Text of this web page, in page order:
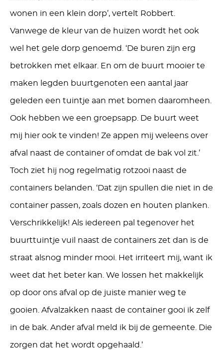
wonen in een klein dorp’, vertelt Robbert.
Vanwege de kleur van de huizen wordt het ook
wel het gele dorp genoemd. ‘De buren zijn erg
betrokken met elkaar. En om de buurt mooier te
maken legden buurtgenoten een aantal jaar
geleden een tuintje aan met bomen daaromheen.
Ook hebben we een groepsapp. De buurt weet
mij hier ook te vinden! Ze appen mij weleens over
afval naast de container of omdat de bak vol zit.’
Toch ziet hij nog regelmatig rotzooi naast de
containers belanden. ‘Dat zijn spullen die niet in de
container passen, zoals dozen en houten planken.
Verschrikkelijk! Als iedereen pal tegenover het
buurttuintje vuil naast de containers zet dan is de
straat alsnog minder mooi. Het irriteert mij, want ik
weet dat het beter kan. We lossen het makkelijk
op door ons afval op de juiste manier weg te
gooien. Afvalzakken naast de container gooi ik zelf
in de bak. Ander afval meld ik bij de gemeente. Die
zorgen dat het wordt opgehaald.’